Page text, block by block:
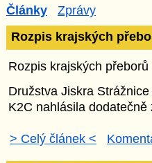
Články
Zprávy
Rozpis krajských
Rozpis krajských
Družstva Jiskra
K2C nahlásila
> Celý článek <